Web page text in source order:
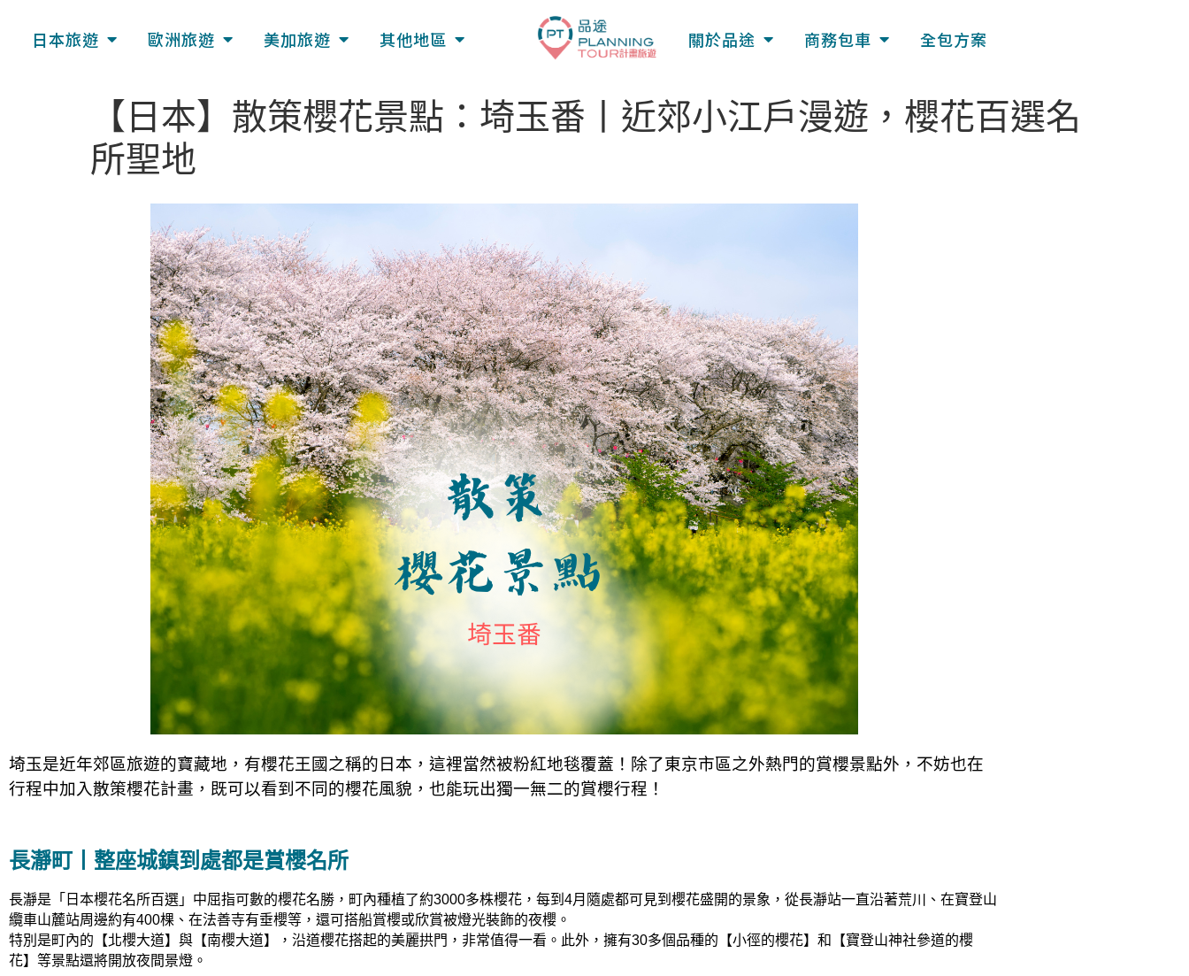
日本旅遊 歐洲旅遊 美加旅遊 其他地區 關於品途 商務包車 全包方案
【日本】散策櫻花景點：埼玉番丨近郊小江戶漫遊，櫻花百選名
所聖地
埼玉是近年郊區旅遊的寶藏地，有櫻花王國之稱的日本，這裡當然被粉紅地毯覆蓋！除了東京市區之外熱門的賞櫻景點外，不妨也在
行程中加入散策櫻花計畫，既可以看到不同的櫻花風貌，也能玩出獨一無二的賞櫻行程！
長瀞町丨整座城鎮到處都是賞櫻名所
長瀞是「日本櫻花名所百選」中屈指可數的櫻花名勝，町內種植了約3000多株櫻花，每到4月隨處都可見到櫻花盛開的景象，從長瀞站一直沿著荒川、在寶登山
纜車山麓站周邊約有400棵、在法善寺有垂櫻等，還可搭船賞櫻或欣賞被燈光裝飾的夜櫻。
特別是町內的【北櫻大道】與【南櫻大道】，沿道櫻花搭起的美麗拱門，非常值得一看。此外，擁有30多個品種的【小徑的櫻花】和【寶登山神社參道的櫻
花】等景點還將開放夜間景燈。